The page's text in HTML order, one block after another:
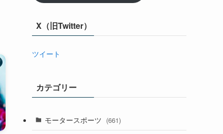
X（旧Twitter）
ツイート
カテゴリー
モータースポーツ (661)